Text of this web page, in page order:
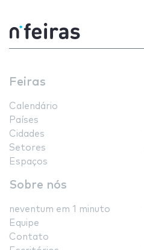
Feiras
Calendário
Países
Cidades
Setores
Espaços
Sobre nós
neventum em 1 minuto
Equipe
Contato